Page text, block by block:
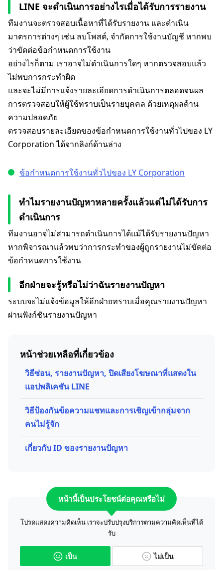
LINE จะดำเนินการอย่างไรเมื่อได้รับการรายงาน
ทีมงานจะตรวจสอบเนื้อหาที่ได้รับรายงาน และดำเนิน
มาตรการต่างๆ เช่น ลบโพสต์, จำกัดการใช้งานบัญชี หากพบ
ว่าขัดต่อข้อกำหนดการใช้งาน
อย่างไรก็ตาม เราอาจไม่ดำเนินการใดๆ หากตรวจสอบแล้ว
ไม่พบการกระทำผิด
และจะไม่มีการแจ้งรายละเอียดการดำเนินการตลอดจนผล
การตรวจสอบให้ผู้ใช้ทราบเป็นรายบุคคล ด้วยเหตุผลด้าน
ความปลอดภัย
ตรวจสอบรายละเอียดของข้อกำหนดการใช้งานทั่วไปของ LY
Corporation ได้จากลิงก์ด้านล่าง
ข้อกำหนดการใช้งานทั่วไปของ LY Corporation
ทำไมรายงานปัญหาหลายครั้งแล้วแต่ไม่ได้รับการ
ดำเนินการ
ทีมงานอาจไม่สามารถดำเนินการได้แม้ได้รับรายงานปัญหา
หากพิจารณาแล้วพบว่าการกระทำของผู้ถูกรายงานไม่ขัดต่อ
ข้อกำหนดการใช้งาน
อีกฝ่ายจะรู้หรือไม่ว่าฉันรายงานปัญหา
ระบบจะไม่แจ้งข้อมูลให้อีกฝ่ายทราบเมื่อคุณรายงานปัญหา
ผ่านฟังก์ชันรายงานปัญหา
หน้าช่วยเหลือที่เกี่ยวข้อง
วิธีซ่อน, รายงานปัญหา, ปิดเสียงโฆษณาที่แสดงใน
แอปพลิเคชัน LINE
วิธีป้องกันข้อความแชทและการเชิญเข้ากลุ่มจาก
คนไม่รู้จัก
เกี่ยวกับ ID ของรายงานปัญหา
หน้านี้เป็นประโยชน์ต่อคุณหรือไม่
โปรดแสดงความคิดเห็น เราจะปรับปรุงบริการตามความคิดเห็นที่ได้
รับ
เป็น ไม่เป็น